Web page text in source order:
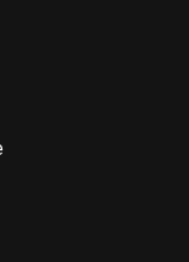
Paulo - Grande SP